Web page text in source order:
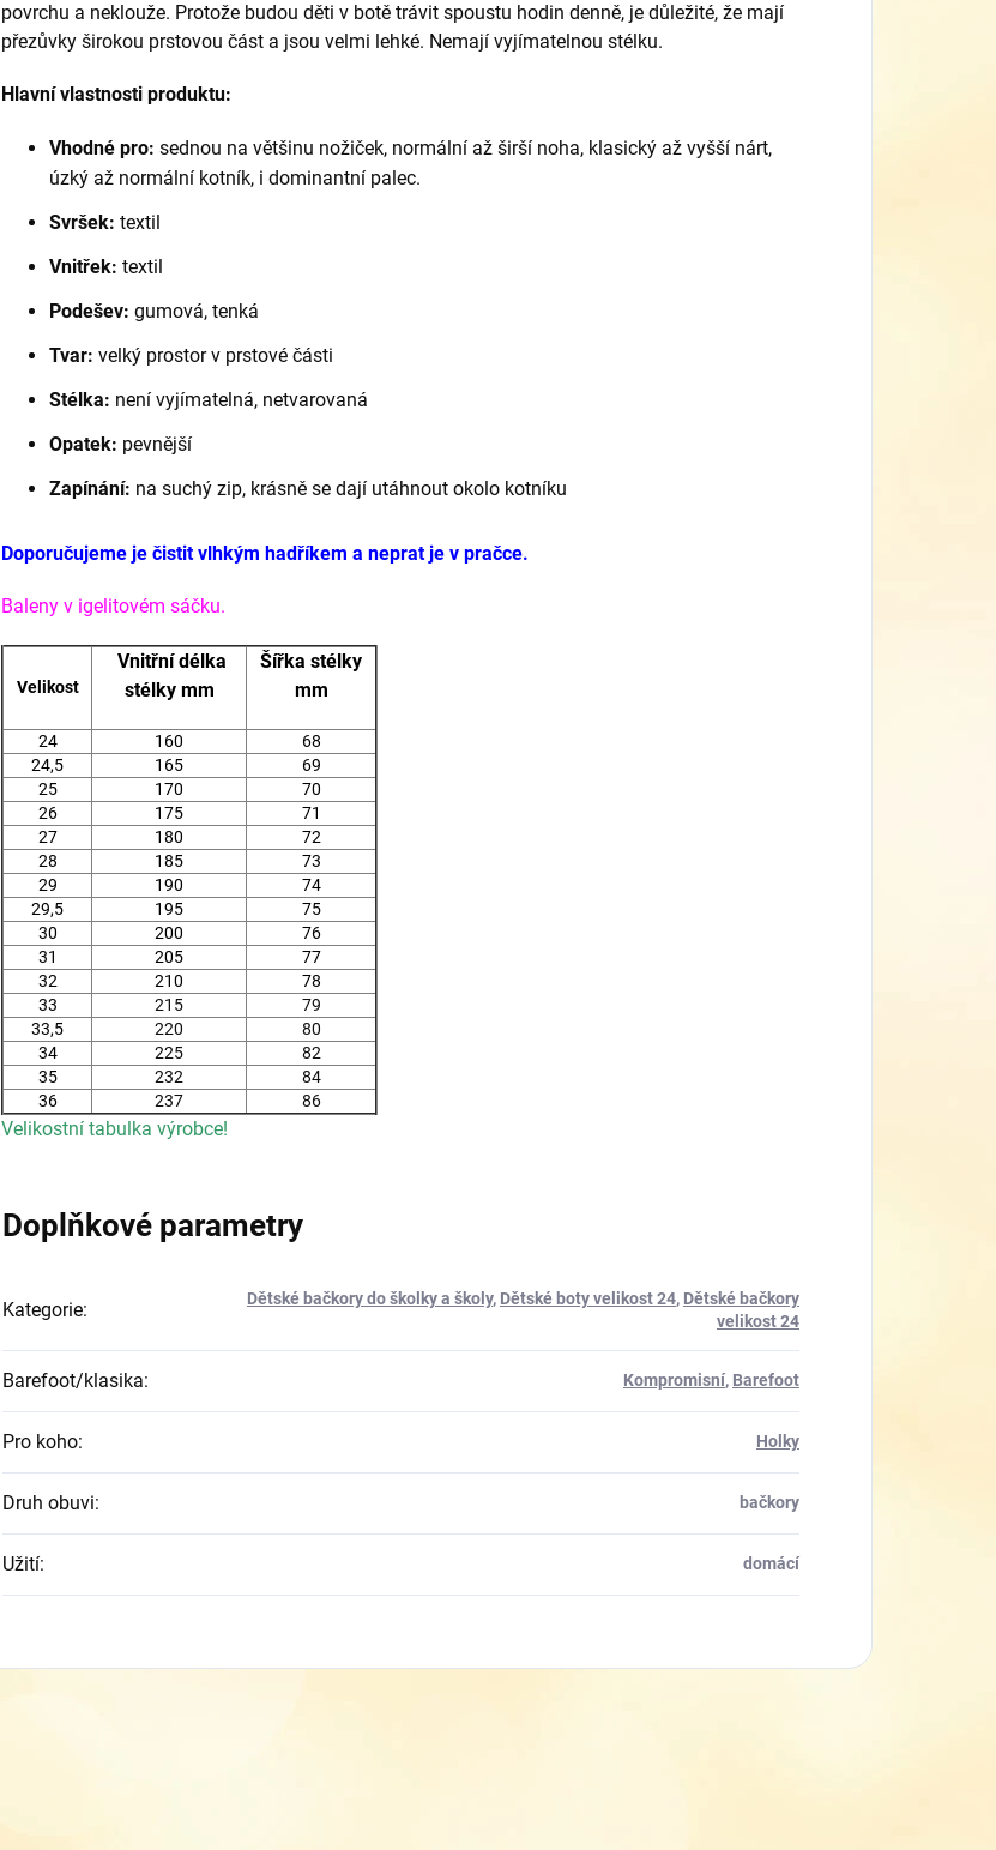
povrchu a neklouže. Protože budou děti v botě trávit spoustu hodin denně, je důležité, že mají
přezůvky širokou prstovou část a jsou velmi lehké. Nemají vyjímatelnou stélku.
Hlavní vlastnosti produktu:
Vhodné pro: sednou na většinu nožiček, normální až širší noha, klasický až vyšší nárt,
úzký až normální kotník, i dominantní palec.
Svršek: textil
Vnitřek: textil
Podešev: gumová, tenká
Tvar: velký prostor v prstové části
Stélka: není vyjímatelná, netvarovaná
Opatek: pevnější
Zapínání: na suchý zip, krásně se dají utáhnout okolo kotníku
Doporučujeme je čistit vlhkým hadříkem a neprat je v pračce.
Baleny v igelitovém sáčku.
Velikost
Vnitřní délka
stélky mm
Šířka stélky
mm
24 160
68
24,5
165
69
25
170
70
26
175
71
27
180
72
28
185
73
29
190
74
29,5
195
75
30
200
76
31
205
77
32
210
78
33
215
79
33,5
220
80
34
225
82
35
232
84
36
237 86
Velikostní tabulka výrobce!
Doplňkové parametry
Kategorie: Dětské bačkory do školky a školy, Dětské boty velikost 24, Dětské bačkory
velikost 24
Barefoot/klasika: Kompromisní, Barefoot
Pro koho: Holky
Druh obuvi: bačkory
Užití: domácí